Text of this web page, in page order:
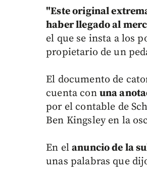
"Este original
haber llegado al
el que se insta a los
propietario de un
El documento de
cuenta con una
por el contable de
Ben Kingsley en la
En elanuncio de la
unas palabras que